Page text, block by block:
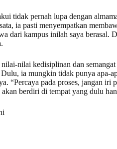
tidak pernah lupa dengan
ia pasti menyempatkan
dari kampus inilah saya berasal.
nilai kedisiplinan dan
ia mungkin tidak punya apa-
“Percaya pada proses, jangan
akan berdiri di tempat yang dulu